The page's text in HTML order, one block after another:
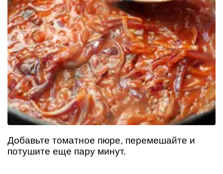
Добавьте томатное пюре, перемешайте и
потушите еще пару минут.